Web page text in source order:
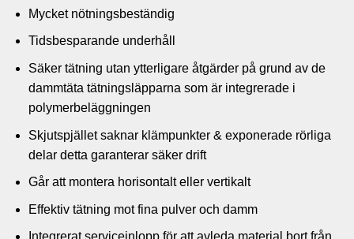
Mycket nötningsbeständig
Tidsbesparande underhåll
Säker tätning utan ytterligare åtgärder på grund av de
dammtäta tätningsläpparna som är integrerade i
polymerbeläggningen
Skjutspjället saknar klämpunkter & exponerade rörliga
delar detta garanterar säker drift
Går att montera horisontalt eller vertikalt
Effektiv tätning mot fina pulver och damm